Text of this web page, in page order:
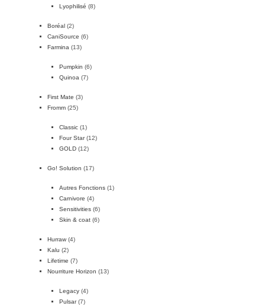
Lyophilisé (8)
Boréal (2)
CaniSource (6)
Farmina (13)
Pumpkin (6)
Quinoa (7)
First Mate (3)
Fromm (25)
Classic (1)
Four Star (12)
GOLD (12)
Go! Solution (17)
Autres Fonctions (1)
Carnivore (4)
Sensitivities (6)
Skin & coat (6)
Hurraw (4)
Kalu (2)
Lifetime (7)
Nourriture Horizon (13)
Legacy (4)
Pulsar (7)